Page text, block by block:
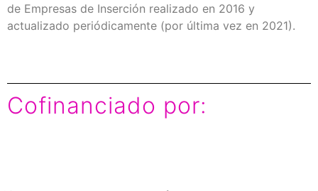
de Empresas de Inserción realizado en 2016 y
actualizado periódicamente (por última vez en 2021).
Cofinanciado por: